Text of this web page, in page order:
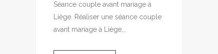
Séance couple avant mariage à
Liège. Réaliser une séance couple
avant mariage à Liège...